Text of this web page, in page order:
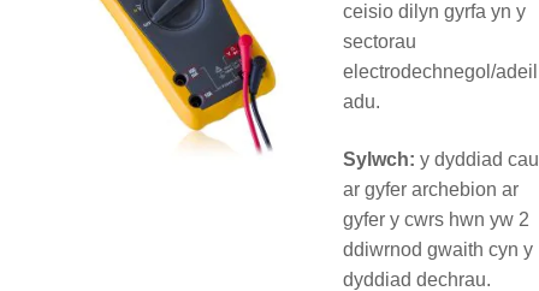
ceisio dilyn gyrfa yn y
sectorau
electrodechnegol/adeil
adu.
Sylwch: y dyddiad cau
ar gyfer archebion ar
gyfer y cwrs hwn yw 2
ddiwrnod gwaith cyn y
dyddiad dechrau.